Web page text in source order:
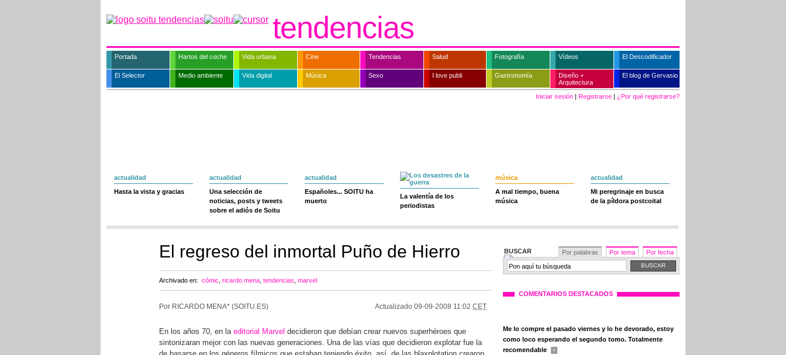
tendencias
Portada Hartos del coche Vida urbana Cine Tendencias Salud Fotografía Vídeos El Descodificador
El Selector Medio ambiente Vida digital Música Sexo I love publi Gastronomía
Diseño +
Arquitectura
El blog de Gervasio
Iniciar sesión | Registrarse | ¿Por qué registrarse?
actualidad
Hasta la vista y gracias
actualidad
Una selección de
noticias, posts y tweets
sobre el adiós de Soitu
actualidad
Españoles... SOITU ha
muerto
La valentía de los
periodistas
música
A mal tiempo, buena
música
actualidad
Mi peregrinaje en busca
de la píldora postcoital
El regreso del inmortal Puño de Hierro
Archivado en: cómic ricardo mena tendencias marvel
Por RICARDO MENA* (SOITU.ES) Actualizado 09-09-2008 11:02 CET
En los años 70, en la editorial Marvel decidieron que debían crear nuevos superhéroes que
sintonizaran mejor con las nuevas generaciones. Una de las vías que decidieron explotar fue la
BUSCAR Por palabras Por tema Por fecha
COMENTARIOS DESTACADOS
Me lo compre el pasado viernes y lo he devorado, estoy
como loco esperando el segundo tomo. Totalmente
recomendable
+